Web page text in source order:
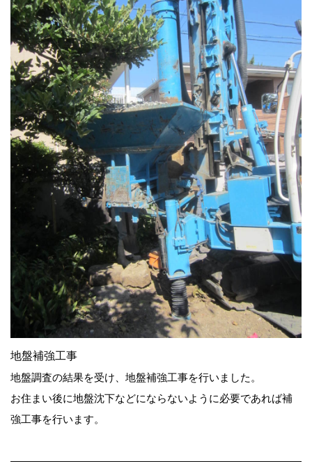
地盤補強工事
地盤調査の結果を受け、地盤補強工事を行いました。
お住まい後に地盤沈下などにならないように必要であれば補
強工事を行います。